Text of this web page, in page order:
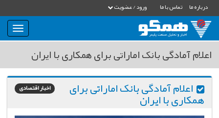
درباره ما تماس با ما ورود / عضویت
بار
و
اعلام آمادگی بانک اماراتی برای همکاری با ایران
اخبار اقتصادی اعلام آمادگی بانک اماراتی برای
همکاری با ایران